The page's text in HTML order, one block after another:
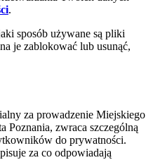
.
sposób używane są pliki
je zablokować lub usunąć,
za prowadzenie Miejskiego
Poznania, zwraca szczególną
do prywatności.
za co odpowiadają